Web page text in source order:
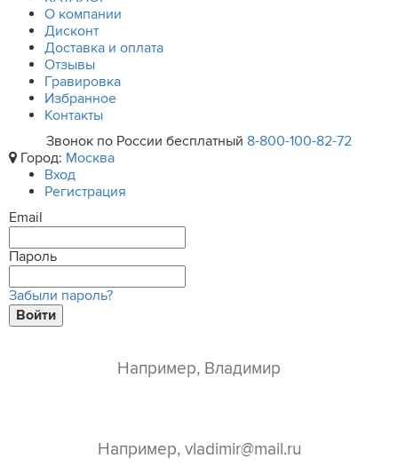
О компании
Дисконт
Доставка и оплата
Отзывы
Гравировка
Избранное
Контакты
Звонок по России бесплатный 8-800-100-82-72
Город: Москва
Вход
Регистрация
Email
Пароль
Забыли пароль?
Войти